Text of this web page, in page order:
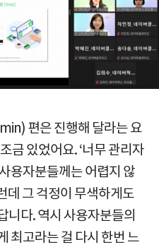
편은 진행해 달라는 요
금 있었어요. ‘너무 관리자
용자분들께는 어렵지 않
데 그 걱정이 무색하게도
니다. 역시 사용자분들의
최고라는 걸 다시 한번 느